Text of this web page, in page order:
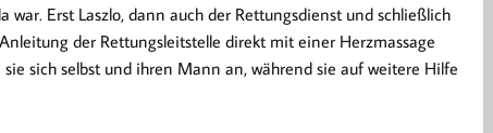
war. Erst Laszlo, dann auch der Rettungsdienst und schließlich
der Rettungsleitstelle direkt mit einer Herzmassage
sich selbst und ihren Mann an, während sie auf weitere Hilfe